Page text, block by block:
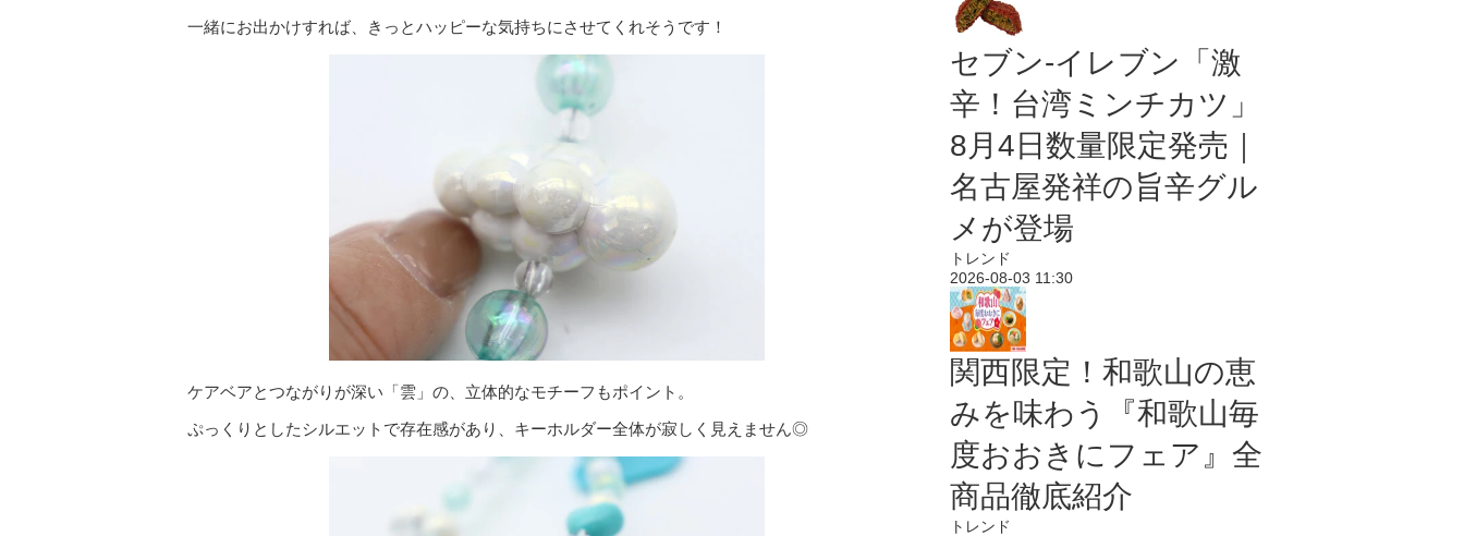
一緒にお出かけすれば、きっとハッピーな気持ちにさせてくれそうです！
ケアベアとつながりが深い「雲」の、立体的なモチーフもポイント。
ぷっくりとしたシルエットで存在感があり、キーホルダー全体が寂しく見えません◎
セブン-イレブン「激
辛！台湾ミンチカツ」
8月4日数量限定発売｜
名古屋発祥の旨辛グル
メが登場
トレンド
2026-08-03 11:30
関西限定！和歌山の恵
みを味わう『和歌山毎
度おおきにフェア』全
商品徹底紹介
トレンド